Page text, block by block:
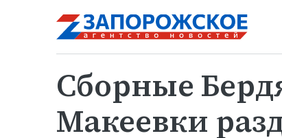
Сборные
Макеевки